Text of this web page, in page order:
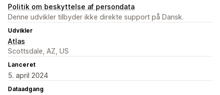
Politik om beskyttelse af persondata
Denne udvikler tilbyder ikke direkte support på Dansk.
Udvikler
Atlas
Scottsdale, AZ, US
Lanceret
5. april 2024
Dataadgang